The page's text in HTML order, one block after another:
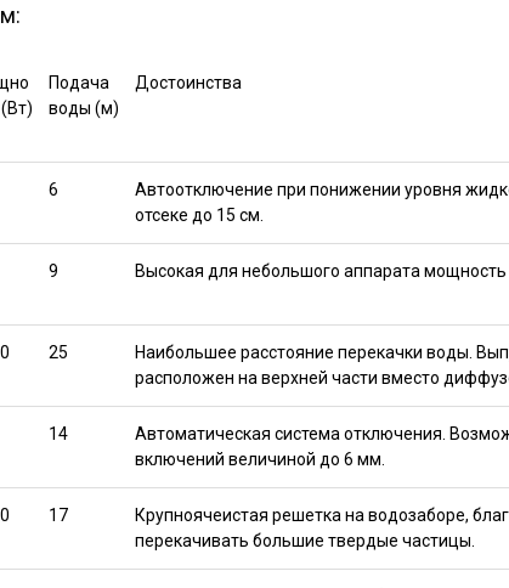
Подача
воды (м)
Достоинства
6
Автоотключение при понижении уровня
отсеке до 15 см.
9 Высокая для небольшого аппарата мощность
25
Наибольшее расстояние перекачки воды.
расположен на верхней части вместо
14
Автоматическая система отключения.
включений величиной до 6 мм.
17
Крупноячеистая решетка на водозаборе,
перекачивать большие твердые частицы.